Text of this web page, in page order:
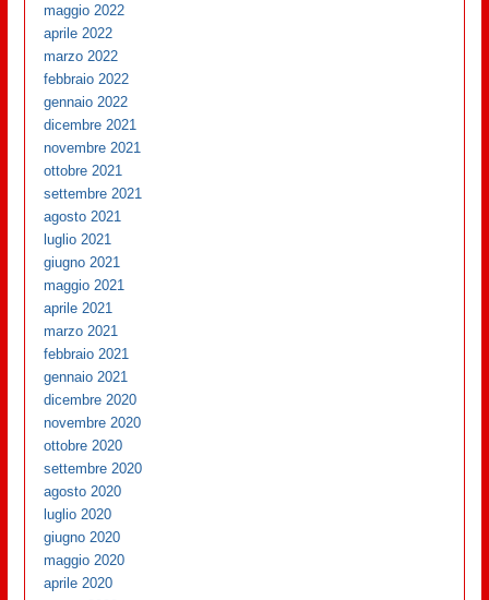
maggio 2022
aprile 2022
marzo 2022
febbraio 2022
gennaio 2022
dicembre 2021
novembre 2021
ottobre 2021
settembre 2021
agosto 2021
luglio 2021
giugno 2021
maggio 2021
aprile 2021
marzo 2021
febbraio 2021
gennaio 2021
dicembre 2020
novembre 2020
ottobre 2020
settembre 2020
agosto 2020
luglio 2020
giugno 2020
maggio 2020
aprile 2020